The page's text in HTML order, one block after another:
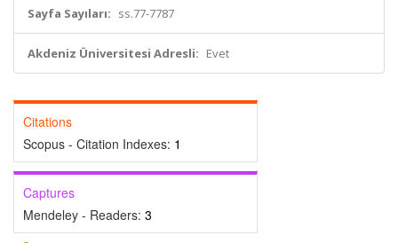
Sayfa Sayıları: ss.77-7787
Akdeniz Üniversitesi Adresli: Evet
Citations
Scopus - Citation Indexes: 1
Captures
Mendeley - Readers: 3